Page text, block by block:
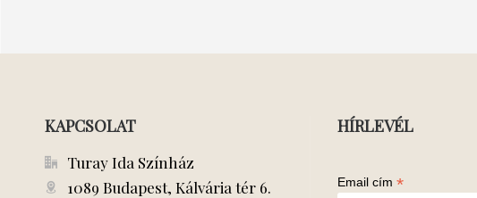
KAPCSOLAT
Turay Ida Színház
1089 Budapest, Kálvária tér 6.
HÍRLEVÉL
Email cím *